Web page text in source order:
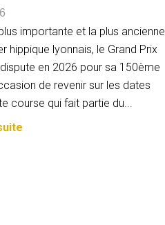
importante et la plus ancienne
hippique lyonnais, le Grand Prix
en 2026 pour sa 150ème
de revenir sur les dates
course qui fait partie du...